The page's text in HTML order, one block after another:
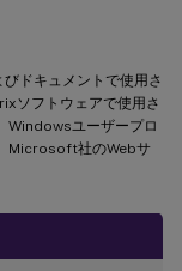
ドキュメントで使用さ
ソフトウェアで使用さ
Windowsユーザープロ
Microsoft社のWebサ